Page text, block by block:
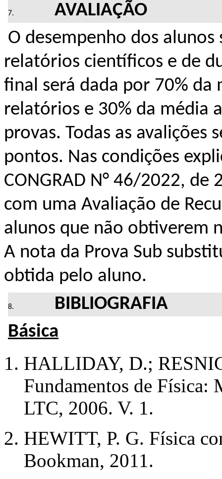
AVALIAÇÃO
O desempenho dos
relatórios científicos e de
final será dada por 70%
relatórios e 30% da média
provas. Todas as avalições
pontos. Nas condições
CONGRAD N° 46/2022,
com uma Avaliação de
alunos que não obtiverem
A nota da Prova Sub
obtida pelo aluno.
BIBLIOGRAFIA
Básica
HALLIDAY, D.;
Fundamentos de Física:
LTC, 2006. V. 1.
HEWITT, P. G. Física
Bookman, 2011.